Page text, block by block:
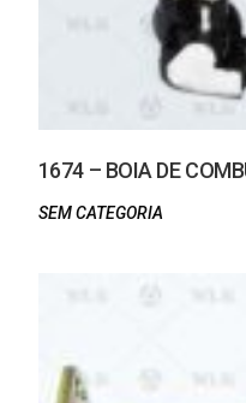
1674 – BOIA DE
SEM CATEGORIA